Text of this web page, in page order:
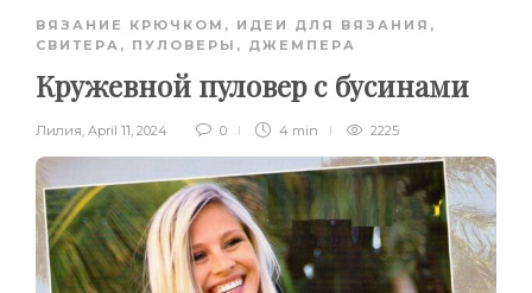
ВЯЗАНИЕ КРЮЧКОМ , ИДЕИ ДЛЯ ВЯЗАНИЯ ,
СВИТЕРА, ПУЛОВЕРЫ, ДЖЕМПЕРА
Кружевной пуловер с бусинами
Лилия, April 11, 2024 0 4 min 2225